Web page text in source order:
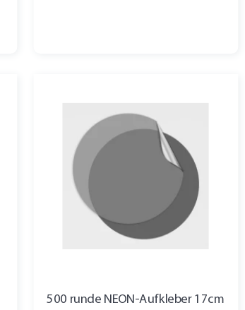
500 runde NEON-Aufkleber 17cm